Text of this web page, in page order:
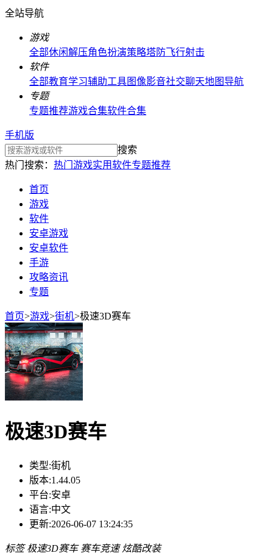
全站导航
游戏
全部休闲解压角色扮演策略塔防飞行射击
软件
全部教育学习辅助工具图像影音社交聊天地图导航
专题
专题推荐游戏合集软件合集
手机版
搜索
热门搜索： 热门游戏实用软件专题推荐
首页
游戏
软件
安卓游戏
安卓软件
手游
攻略资讯
专题
首页>游戏>街机>极速3D赛车
极速3D赛车
类型:街机
版本:1.44.05
平台:安卓
语言:中文
更新:2026-06-07 13:24:35
标签 极速3D赛车 赛车竞速 炫酷改装